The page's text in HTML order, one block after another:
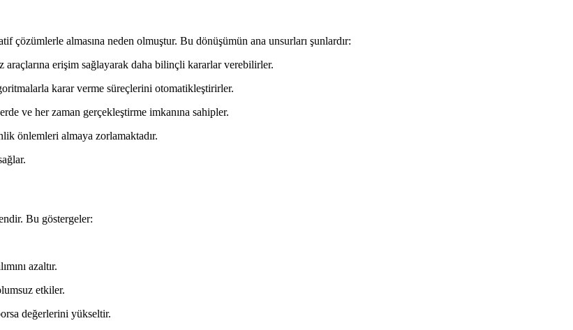
çözümlerle almasına neden olmuştur. Bu dönüşümün ana unsurları şunlardır:
araçlarına erişim sağlayarak daha bilinçli kararlar verebilirler.
karar verme süreçlerini otomatikleştirirler.
ve her zaman gerçekleştirme imkanına sahipler.
önlemleri almaya zorlamaktadır.
Bu göstergeler:
azaltır.
etkiler.
değerlerini yükseltir.